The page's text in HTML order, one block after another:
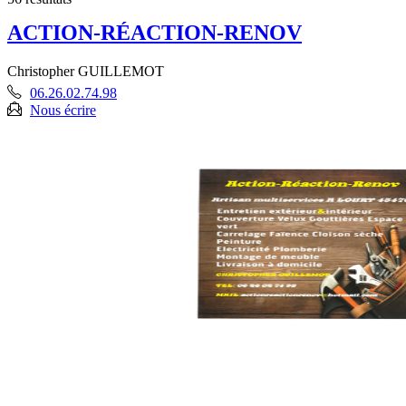
ACTION-RÉACTION-RENOV
Christopher GUILLEMOT
06.26.02.74.98
Nous écrire